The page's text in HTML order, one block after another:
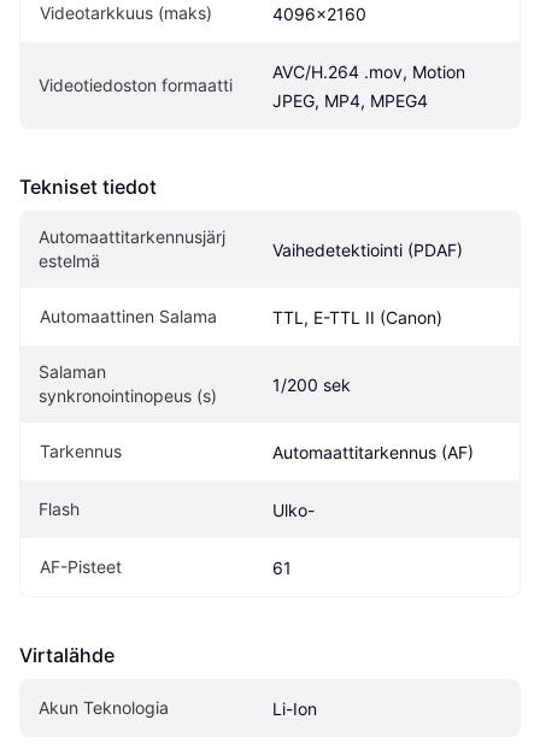
Videotarkkuus (maks) 4096x2160
Videotiedoston formaatti
AVC/H.264 .mov, Motion
JPEG, MP4, MPEG4
Tekniset tiedot
Automaattitarkennusjärj
estelmä
Vaihedetektiointi (PDAF)
Automaattinen Salama TTL, E-TTL II (Canon)
Salaman
synkronointinopeus (s)
1/200 sek
Tarkennus Automaattitarkennus (AF)
Flash Ulko-
AF-Pisteet 61
Virtalähde
Akun Teknologia Li-Ion